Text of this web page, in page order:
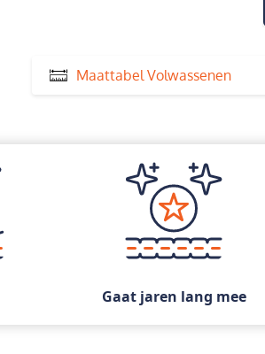
Maattabel Volwassenen
Gaat jaren lang mee